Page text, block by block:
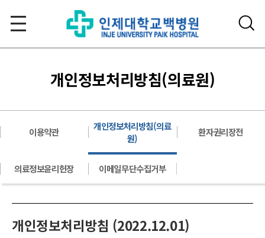
개인정보처리방침(의료원)
이용약관
개인정보처리방침(의료
원)
환자권리장전
의료정보윤리헌장 이메일무단수집거부
개인정보처리방침 (2022.12.01)